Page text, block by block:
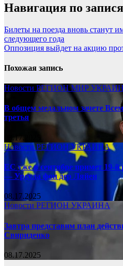
Навигация по
Билеты на поезда вновь станут
следующего года
Оппозиция выйдет на акцию
Похожая запись
Новости РЕГИОНМИР
В общем медальном зачете
третья
08.17.2025
НовостиРЕГИОНУКРАИНА
ЕС уже в сентябре примет 19-й
— Урсула фон дер Ляйен
08.17.2025
Новости РЕГИОН УКРАИНА
Завтра представим план
Свириденко
08.17.2025